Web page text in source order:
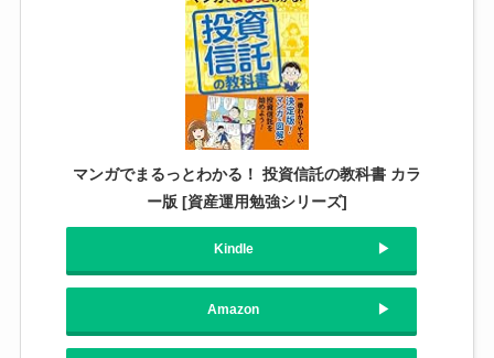
マンガでまるっとわかる！ 投資信託の教科書 カラ
ー版 [資産運用勉強シリーズ]
Kindle
Amazon